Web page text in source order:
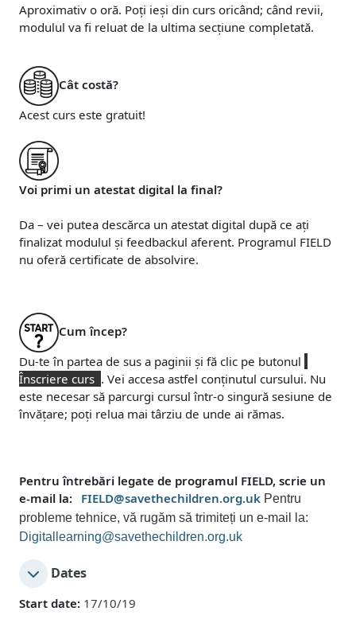
Aproximativ o oră. Poți ieși din curs oricând; când revii,
modulul va fi reluat de la ultima secțiune completată.
Cât costă?
Acest curs este gratuit!
Voi primi un atestat digital la final?
Da – vei putea descărca un atestat digital după ce ați
finalizat modulul și feedbackul aferent. Programul FIELD
nu oferă certificate de absolvire.
Cum încep?
Du-te în partea de sus a paginii și fă clic pe butonul
Înscriere curs . Vei accesa astfel conținutul cursului. Nu
este necesar să parcurgi cursul într-o singură sesiune de
învățare; poți relua mai târziu de unde ai rămas.
Pentru întrebări legate de programul FIELD, scrie un
e-mail la: FIELD@savethechildren.org.uk Pentru
probleme tehnice, vă rugăm să trimiteți un e-mail la:
Digitallearning@savethechildren.org.uk
Dates
Start date: 17/10/19